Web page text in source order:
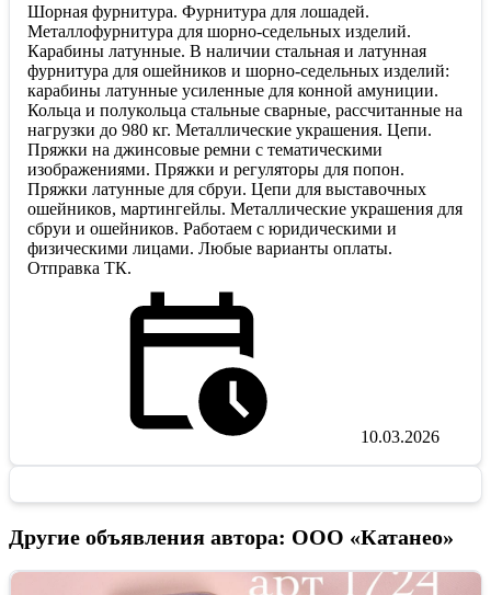
Шорная фурнитура. Фурнитура для лошадей.
Металлофурнитура для шорно-седельных изделий.
Карабины латунные. В наличии стальная и латунная
фурнитура для ошейников и шорно-седельных изделий:
карабины латунные усиленные для конной амуниции.
Кольца и полукольца стальные сварные, рассчитанные на
нагрузки до 980 кг. Металлические украшения. Цепи.
Пряжки на джинсовые ремни с тематическими
изображениями. Пряжки и регуляторы для попон.
Пряжки латунные для сбруи. Цепи для выставочных
ошейников, мартингейлы. Металлические украшения для
сбруи и ошейников. Работаем с юридическими и
физическими лицами. Любые варианты оплаты.
Отправка ТК.
10.03.2026
Другие объявления автора: ООО «Катанео»